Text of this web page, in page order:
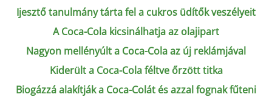
Ijesztő tanulmány tárta fel a cukros üdítők veszélyeit
A Coca-Cola kicsinálhatja az olajipart
Nagyon mellényúlt a Coca-Cola az új reklámjával
Kiderült a Coca-Cola féltve őrzött titka
Biogázzá alakítják a Coca-Colát és azzal fognak fűteni